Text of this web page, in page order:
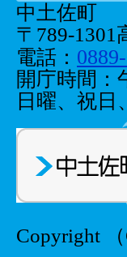
中土佐町
〒789-1301
電話：
開庁時間：
日曜、祝日
Copyright